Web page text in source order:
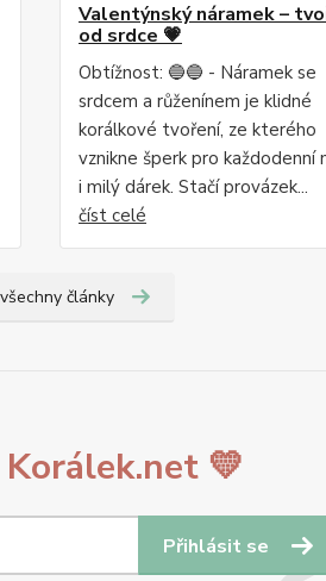
Valentýnský náramek –
od srdce 💗
Obtížnost: 🔵🔵 - Náramek se
srdcem a růženínem je klidné
korálkové tvoření, ze kterého
vznikne šperk pro každodenní
i milý dárek. Stačí provázek...
číst celé
články
💛
Přihlásit se